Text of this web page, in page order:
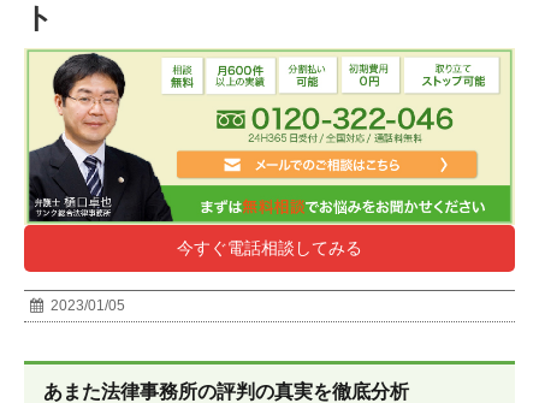
ト
今すぐ電話相談してみる
2023/01/05
あまた法律事務所の評判の真実を徹底分析